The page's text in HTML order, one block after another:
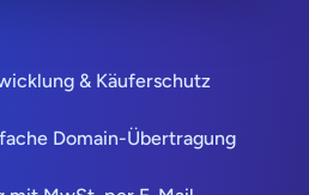
& Käuferschutz
Domain-Übertragung